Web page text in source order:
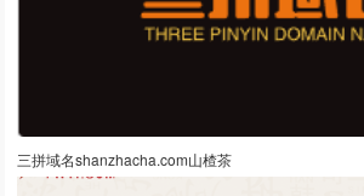
三拼域名shanzhacha.com山楂茶